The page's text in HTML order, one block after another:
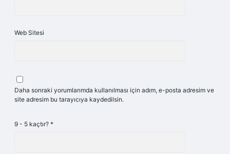
Web Sitesi
Daha sonraki yorumlarımda kullanılması için adım, e-posta adresim ve
site adresim bu tarayıcıya kaydedilsin.
9 - 5 kaçtır? *